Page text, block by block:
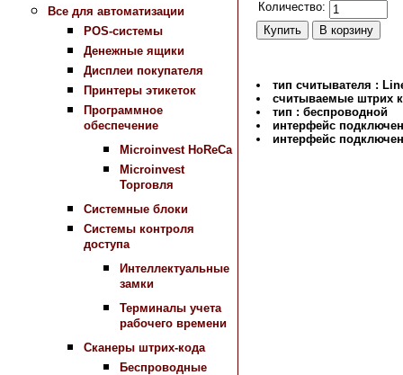
Все для автоматизации
POS-системы
Денежные ящики
Дисплеи покупателя
Принтеры этикеток
Программное
обеспечение
Microinvest HoReCa
Microinvest
Торговля
Системные блоки
Системы контроля
доступа
Интеллектуальные
замки
Терминалы учета
рабочего времени
Сканеры штрих-кода
Беспроводные
Количество:
тип считывателя :
считываемые штрих
тип : беспроводной
интерфейс
интерфейс